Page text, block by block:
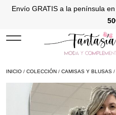
Envío GRATIS a la península
INICIO / COLECCIÓN / CAMISAS Y BLUSAS /